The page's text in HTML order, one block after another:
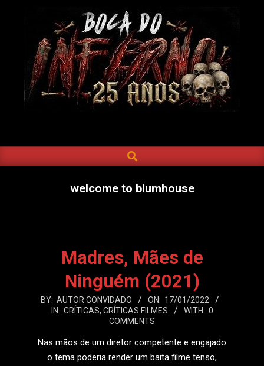
DO
INFERNO
Navigation
SEARCH
welcome to blumhouse
Madres, Mães de
Ninguém (2021)
2022-
BY: AUTOR CONVIDADO ON: 17/01/2022
IN: CRÍTICAS, CRÍTICAS FILMES WITH: 0
COMMENTS
Nas mãos de um diretor competente e engajado
o tema poderia render um baita filme tenso,